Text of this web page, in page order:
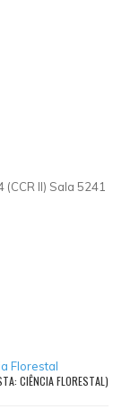
II) Sala 5241
Florestal
CIÊNCIA FLORESTAL)